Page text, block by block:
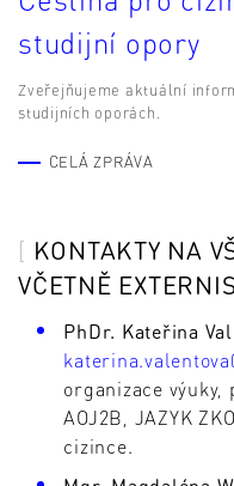
studijní opory
Zveřejňujeme aktuální
studijních oporách.
CELÁ ZPRÁVA
KONTAKTY NA
VČETNĚ
PhDr. Kateřina
organizace výuky,
AOJ2B, JAZYK
cizince.